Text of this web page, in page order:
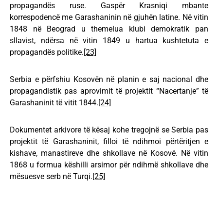
propagandës ruse. Gaspër Krasniqi mbante
korrespodencë me Garashaninin në gjuhën latine. Në vitin
1848 në Beograd u themelua klubi demokratik pan
sllavist, ndërsa në vitin 1849 u hartua kushtetuta e
propagandës politike.[23]
Serbia e përfshiu Kosovën në planin e saj nacional dhe
propagandistik pas aprovimit të projektit “Nacertanje” të
Garashaninit të vitit 1844.[24]
Dokumentet arkivore të kësaj kohe tregojnë se Serbia pas
projektit të Garashaninit, filloi të ndihmoi përtëritjen e
kishave, manastireve dhe shkollave në Kosovë. Në vitin
1868 u formua këshilli arsimor për ndihmë shkollave dhe
mësuesve serb në Turqi.[25]